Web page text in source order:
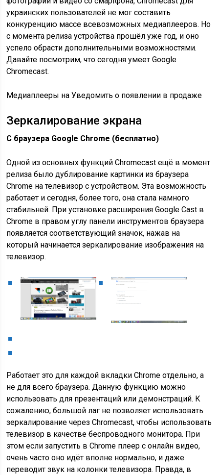
украинских пользователей не мог составить
конкуренцию массе всевозможных медиаплееров. Но
с момента релиза устройства прошёл уже год, и оно
успело обрасти дополнительными возможностями.
Давайте посмотрим, что сегодня умеет Google
Chromecast.
Медиаплееры наУведомить о появлении в продаже
Зеркалирование экрана
С браузера Google Chrome (бесплатно)
Одной из основных функций Chromecast ещё в момент
релиза было дублирование картинки из браузера
Chrome на телевизор с устройством. Эта возможность
работает и сегодня, более того, она стала намного
стабильней. При установке расширения Google Cast в
Chrome в правом углу панели инструментов браузера
появляется соответствующий значок, нажав на
который начинается зеркалирование изображения на
телевизор.
Работает это для каждой вкладки Chrome отдельно, а
не для всего браузера. Данную функцию можно
использовать для презентаций или демонстраций. К
сожалению, большой лаг не позволяет использовать
зеркалирование через Chromecast, чтобы использовать
телевизор в качестве беспроводного монитора. При
этом если запустить в Chrome плеер с онлайн видео,
очень часто оно идёт вполне нормально, и даже
переводит звук на колонки телевизора. Правда, в